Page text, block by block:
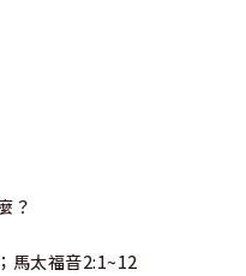
？
馬太福音2:1~12